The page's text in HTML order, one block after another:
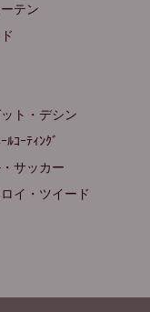
テン
ト・デシン
ﾙｺｰﾃｨﾝｸﾞ
サッカー
イ・ツイード